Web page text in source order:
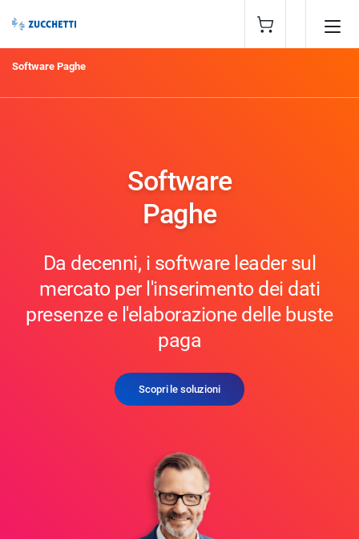
Software Paghe
Software
Paghe
Da decenni, i software leader sul
mercato per l'inserimento dei dati
presenze e l'elaborazione delle buste
paga
Scopri le soluzioni